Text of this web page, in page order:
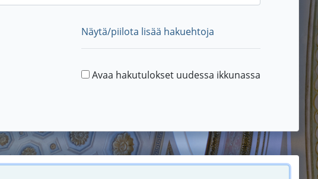
Näytä/piilota lisää hakuehtoja
Avaa hakutulokset uudessa ikkunassa